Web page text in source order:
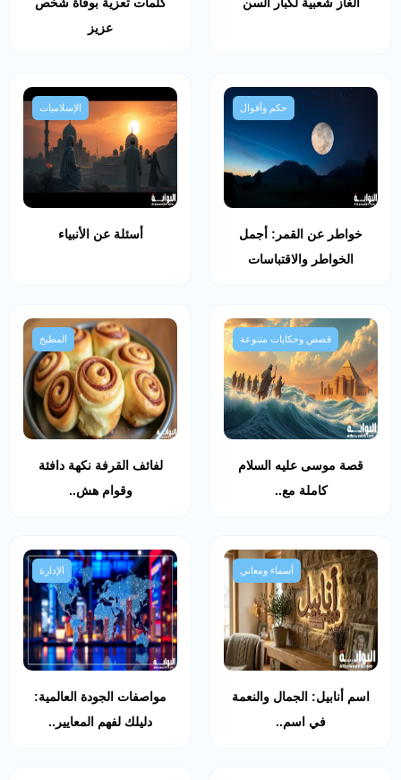
ألغاز شعبية لكبار السن
كلمات تعزية بوفاة شخص
عزيز
حكم وأقوال
خواطر عن القمر: أجمل
الخواطر والاقتباسات
الإسلاميات
أسئلة عن الأنبياء
قصص وحكايات متنوعة
قصة موسى عليه السلام
كاملة مع..
المطبخ
لفائف القرفة نكهة دافئة
وقوام هش..
أسماء ومعاني
اسم أنابيل: الجمال والنعمة
في اسم..
الإدارة
مواصفات الجودة العالمية:
دليلك لفهم المعايير..